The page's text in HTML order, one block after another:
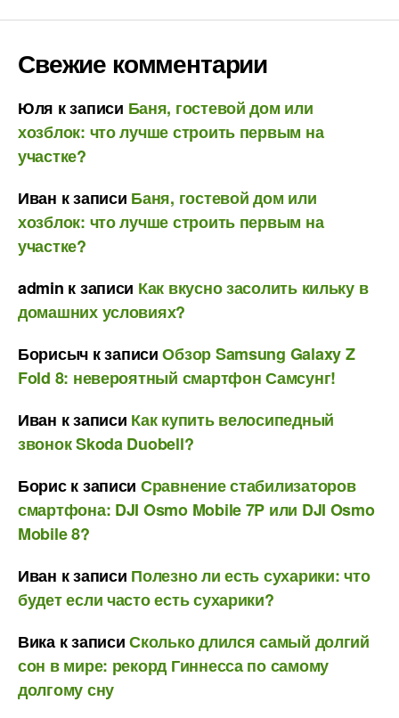
Свежие комментарии
Юля к записи Баня, гостевой дом или
хозблок: что лучше строить первым на
участке?
Иван к записи Баня, гостевой дом или
хозблок: что лучше строить первым на
участке?
admin к записи Как вкусно засолить кильку в
домашних условиях?
Борисыч к записиОбзор Samsung Galaxy Z
Fold 8: невероятный смартфон Самсунг!
Иван к записи Как купить велосипедный
звонок Skoda Duobell?
Бориск записи Сравнение стабилизаторов
смартфона: DJI Osmo Mobile 7P или DJI Osmo
Mobile 8?
Иван к записи Полезно ли есть сухарики: что
будет если часто есть сухарики?
Викак записиСколько длился самый долгий
сон в мире: рекорд Гиннесса по самому
долгому сну